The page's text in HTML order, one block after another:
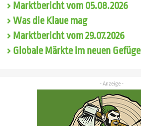
Marktbericht vom 05.08.2026
Was die Klaue mag
Marktbericht vom 29.07.2026
Globale Märkte im neuen Gefüge